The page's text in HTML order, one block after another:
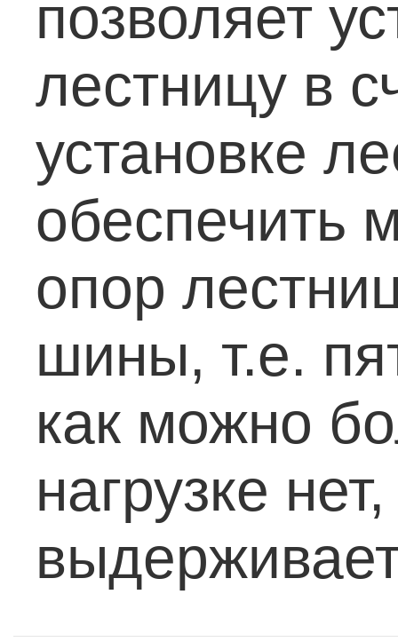
позволяет
лестницу в
установке
обеспечить
опор
шины, т.е.
как можно
нагрузке